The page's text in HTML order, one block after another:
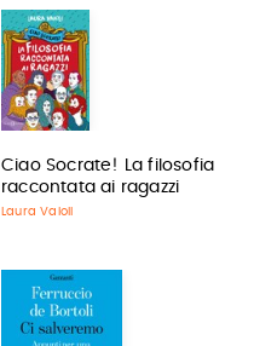
Ciao Socrate! La filosofia
raccontata ai ragazzi
Laura Vaioli